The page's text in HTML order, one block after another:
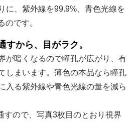
に、紫外線を99.9%、青色光線を
のです。
すから、目がラク。
が暗くなるので瞳孔が広がり、有
しまいます。薄色の本品なら瞳孔
入る紫外線や青色光線の量を減ら
ので、写真3枚目のとおり視界